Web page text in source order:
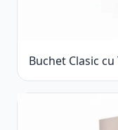
Buchet Clasic
Crizanteme Albe